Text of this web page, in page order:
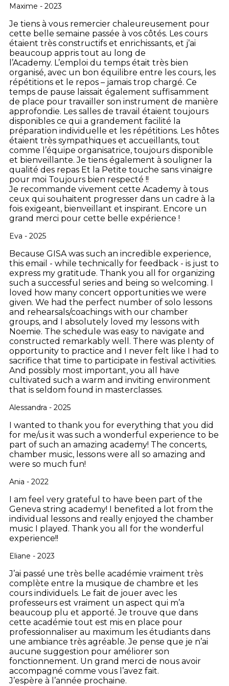
Maxime - 2023
Je tiens à vous remercier chaleureusement pour
cette belle semaine passée à vos côtés. Les cours
étaient très constructifs et enrichissants, et j’ai
beaucoup appris tout au long de
l’Academy. L’emploi du temps était très bien
organisé, avec un bon équilibre entre les cours, les
répétitions et le repos – jamais trop chargé. Ce
temps de pause laissait également suffisamment
de place pour travailler son instrument de manière
approfondie. Les salles de travail étaient toujours
disponibles ce qui a grandement facilité la
préparation individuelle et les répétitions. Les hôtes
étaient très sympathiques et accueillants, tout
comme l’équipe organisatrice, toujours disponible
et bienveillante.Je tiens également à souligner la
qualité des repas Et la Petite touche sans vinaigre
pour moi Toujours bien respecté !!
Je recommande vivement cette Academy à tous
ceux qui souhaitent progresser dans un cadre à la
fois exigeant, bienveillant et inspirant. Encore un
grand merci pour cette belle expérience !
Eva - 2025
Because GISA was such an incredible experience,
this email - while technically for feedback - is just to
express my gratitude. Thank you all for organizing
such a successful series and being so welcoming. I
loved how many concert opportunities we were
given. We had the perfect number of solo lessons
and rehearsals/coachings with our chamber
groups, and I absolutely loved my lessons with
Noemie. The schedule was easy to navigate and
constructed remarkably well. There was plenty of
opportunity to practice and I never felt like I had to
sacrifice that time to participate in festival activities.
And possibly most important, you all have
cultivated such a warm and inviting environment
that is seldom found in masterclasses.
Alessandra - 2025
I wanted to thank you for everything that you did
for me/us it was such a wonderful experience to be
part of such an amazing academy! The concerts,
chamber music, lessons were all so amazing and
were so much fun!
Ania - 2022
I am feel very grateful to have been part of the
Geneva string academy! I benefited a lot from the
individual lessons and really enjoyed the chamber
music I played. Thank you all for the wonderful
experience!!
Eliane - 2023
J’ai passé une très belle académie vraiment très
complète entre la musique de chambre et les
cours individuels. Le fait de jouer avec les
professeurs est vraiment un aspect qui m’a
beaucoup plu et apporté. Je trouve que dans
cette académie tout est mis en place pour
professionnaliser au maximum les étudiants dans
une ambiance très agréable. Je pense que je n’ai
aucune suggestion pour améliorer son
fonctionnement. Un grand merci de nous avoir
accompagné comme vous l’avez fait.
J’espère à l’année prochaine.